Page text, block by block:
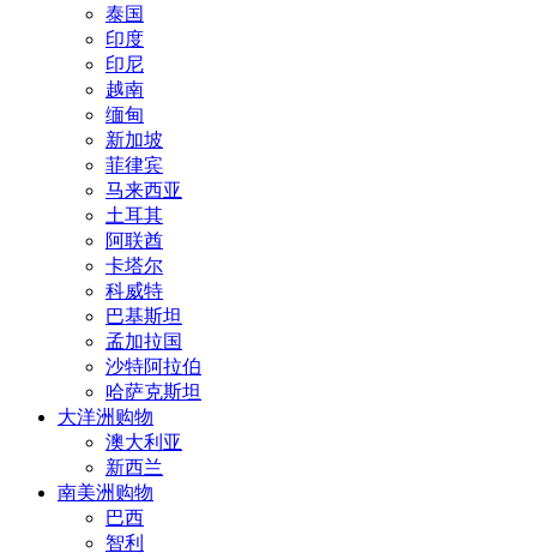
泰国
印度
印尼
越南
缅甸
新加坡
菲律宾
马来西亚
土耳其
阿联酋
卡塔尔
科威特
巴基斯坦
孟加拉国
沙特阿拉伯
哈萨克斯坦
大洋洲购物
澳大利亚
新西兰
南美洲购物
巴西
智利